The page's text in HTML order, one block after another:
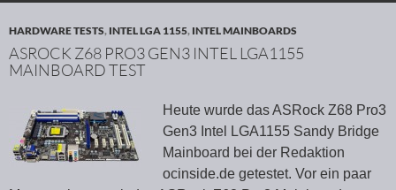
HARDWARE TESTS, INTEL LGA 1155, INTEL MAINBOARDS
ASROCK Z68 PRO3 GEN3 INTEL LGA1155
MAINBOARD TEST
Heute wurde das ASRock Z68 Pro3
Gen3 Intel LGA1155 Sandy Bridge
Mainboard bei der Redaktion
ocinside.de getestet. Vor ein paar